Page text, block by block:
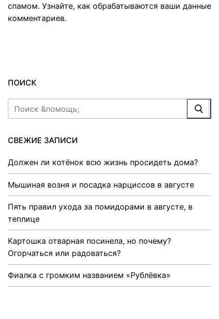
спамом. Узнайте, как обрабатываются ваши данные
комментариев.
ПОИСК
Найти:
СВЕЖИЕ ЗАПИСИ
Должен ли котёнок всю жизнь просидеть дома?
Мышиная возня и посадка нарциссов в августе
Пять правил ухода за помидорами в августе, в
теплице
Картошка отварная посинела, но почему?
Огорчаться или радоваться?
Фиалка с громким названием «Рублёвка»